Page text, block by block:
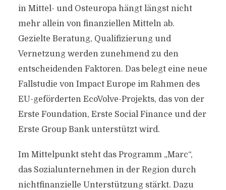
in Mittel- und Osteuropa hängt längst nicht
mehr allein von finanziellen Mitteln ab.
Gezielte Beratung, Qualifizierung und
Vernetzung werden zunehmend zu den
entscheidenden Faktoren. Das belegt eine neue
Fallstudie von Impact Europe im Rahmen des
EU-geförderten EcoVolve-Projekts, das von der
Erste Foundation, Erste Social Finance und der
Erste Group Bank unterstützt wird.
Im Mittelpunkt steht das Programm „Marc“,
das Sozialunternehmen in der Region durch
nichtfinanzielle Unterstützung stärkt. Dazu